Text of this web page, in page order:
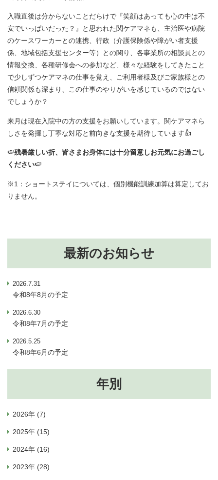
入職直後は分からないことだらけで『笑顔はあっても心の中は不
安でいっぱいだった？』と思われた関ケアマネも、主治医や病院
のケースワーカーとの連携、行政（介護保険係や障がい者支援
係、地域包括支援センター等）との関り、各事業所の相談員との
情報交換、各種研修会への参加など、様々な経験をしてきたこと
で少しずつケアマネの仕事を覚え、ご利用者様及びご家族様との
信頼関係も深まり、この仕事のやりがいを感じているのではない
でしょうか？
来月は現在入院中の方の支援をお願いしています。関ケアマネら
しさを発揮し丁寧な対応と前向きな支援を期待しています👍
🍉残暑厳しい折、皆さまお身体には十分留意しお元気にお過ごし
ください🍉
※1：ショートステイについては、個別機能訓練加算は算定してお
りません。
最新のお知らせ
2026.7.31
令和8年8月の予定
2026.6.30
令和8年7月の予定
2026.5.25
令和8年6月の予定
年別
2026年 (7)
2025年 (15)
2024年 (16)
2023年 (28)